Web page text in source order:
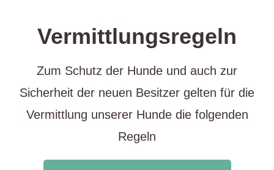
Vermittlungsregeln
Zum Schutz der Hunde und auch zur
Sicherheit der neuen Besitzer gelten für die
Vermittlung unserer Hunde die folgenden
Regeln